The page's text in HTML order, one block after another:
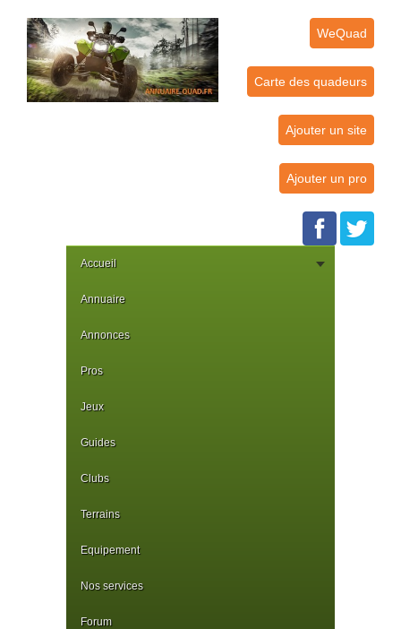
WeQuad
Carte des quadeurs
Ajouter un site
Ajouter un pro
Accueil
Annuaire
Annonces
Pros
Jeux
Guides
Clubs
Terrains
Equipement
Nos services
Forum